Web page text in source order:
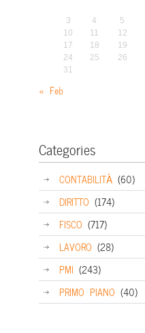
3
4 5
10
11 12
17
18 19
24
25 26
31
« Feb
Categories
CONTABILITÀ (60)
DIRITTO (174)
FISCO (717)
LAVORO (28)
PMI (243)
PRIMO PIANO (40)